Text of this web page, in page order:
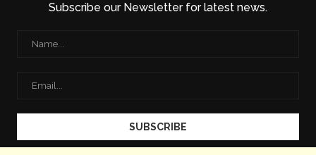
Subscribe our Newsletter for latest news.